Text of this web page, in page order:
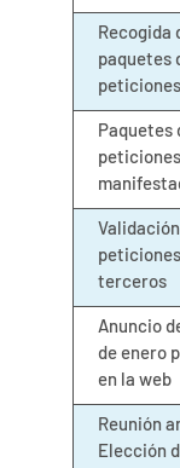
Recogida
paquetes
peticiones
Paquetes
terceros
Anuncio
de enero
en la web
Reunión
Elección